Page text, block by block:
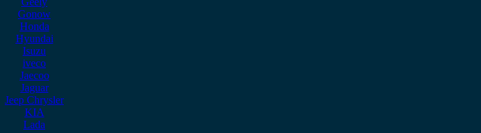
Gonow
Honda
Hyundai
Isuzu
iveco
Jaecoo
Jaguar
Jeep Chrysler
KIA
Lada